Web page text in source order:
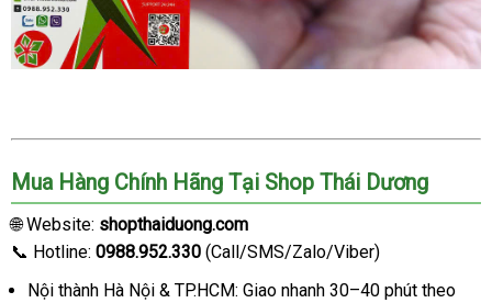
Mua Hàng Chính Hãng Tại Shop Thái Dương
🌐 Website: shopthaiduong.com
📞 Hotline: 0988.952.330 (Call/SMS/Zalo/Viber)
Nội thành Hà Nội & TP.HCM: Giao nhanh 30–40 phút theo